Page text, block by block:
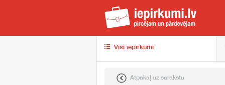
Visi iepirkumi
Atpakaļ uz sarakstu